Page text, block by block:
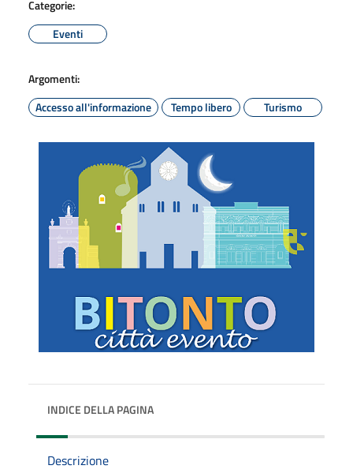
Categorie:
Eventi
Argomenti:
Accesso all'informazione
Tempo libero Turismo
INDICE DELLA PAGINA
Descrizione